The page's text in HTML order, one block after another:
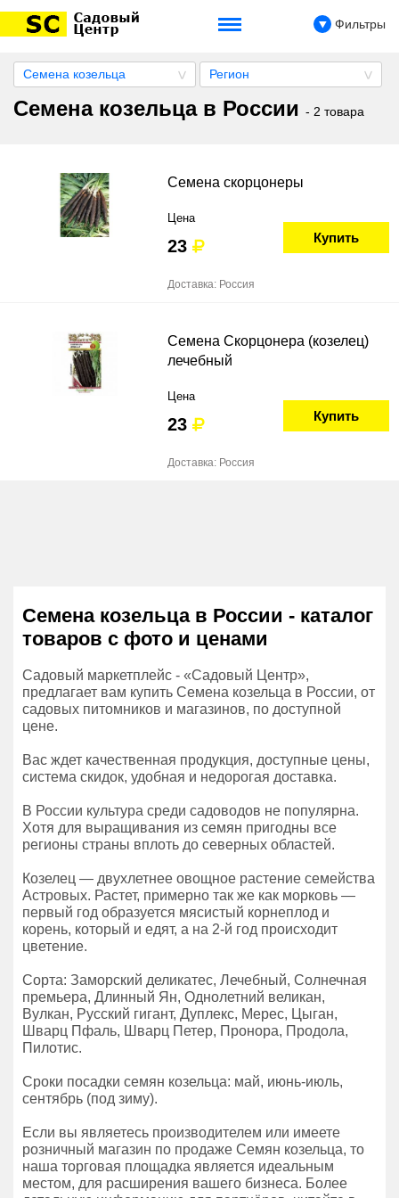
Фильтры
Семена козельца Регион
Семена козельца в России - 2 товара
Семена скорцонеры
Цена
23 Купить
Доставка: Россия
Семена Скорцонера (козелец)
лечебный
Цена
23 Купить
Доставка: Россия
Семена козельца в России - каталог
товаров с фото и ценами
Садовый маркетплейс - «Садовый Центр»,
предлагает вам купить Семена козельца в России, от
садовых питомников и магазинов, по доступной
цене.
Вас ждет качественная продукция, доступные цены,
система скидок, удобная и недорогая доставка.
В России культура среди садоводов не популярна.
Хотя для выращивания из семян пригодны все
регионы страны вплоть до северных областей.
Козелец — двухлетнее овощное растение семейства
Астровых. Растет, примерно так же как морковь —
первый год образуется мясистый корнеплод и
корень, который и едят, а на 2-й год происходит
цветение.
Сорта: Заморский деликатес, Лечебный, Солнечная
премьера, Длинный Ян, Однолетний великан,
Вулкан, Русский гигант, Дуплекс, Мерес, Цыган,
Шварц Пфаль, Шварц Петер, Пронора, Продола,
Пилотис.
Сроки посадки семян козельца: май, июнь-июль,
сентябрь (под зиму).
Если вы являетесь производителем или имеете
розничный магазин по продаже Семян козельца, то
наша торговая площадка является идеальным
местом, для расширения вашего бизнеса. Более